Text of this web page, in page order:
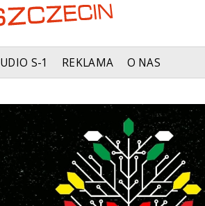
S-1 REKLAMA O NAS